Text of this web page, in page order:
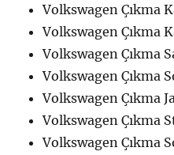
Volkswagen Çıkma
Volkswagen Çıkma
Volkswagen Çıkma
Volkswagen Çıkma
Volkswagen Çıkma
Volkswagen Çıkma
Volkswagen Çıkma